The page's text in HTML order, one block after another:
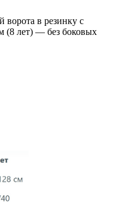
ворота в резинку с
(8 лет) — без боковых